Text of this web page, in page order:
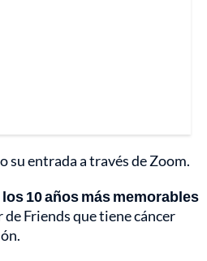
su entrada a través de Zoom.
10 años más memorables
de Friends que tiene cáncer